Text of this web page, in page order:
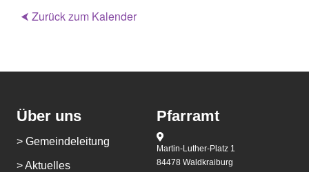
⮜ Zurück zum Kalender
Über uns
> Gemeindeleitung
> Aktuelles
Pfarramt
Martin-Luther-Platz 1
84478 Waldkraiburg